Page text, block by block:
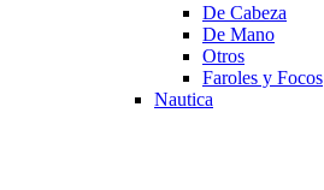
De Cabeza
De Mano
Otros
Faroles y Focos
Nautica